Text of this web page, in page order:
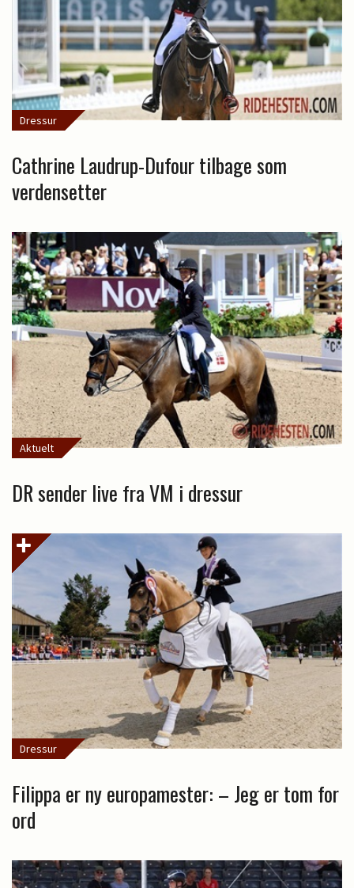
Dressur
Cathrine Laudrup-Dufour tilbage som
verdensetter
Aktuelt
DR sender live fra VM i dressur
Dressur
Filippa er ny europamester: – Jeg er tom for
ord